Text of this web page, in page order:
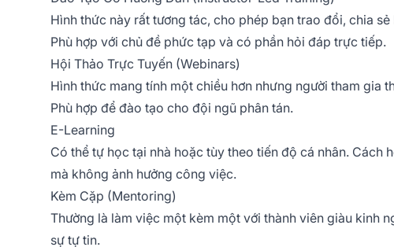
Hình thức này rất tương tác, cho phép bạn trao đổi, chia
Phù hợp với chủ đề phức tạp và có phần hỏi đáp trực tiếp.
Hội Thảo Trực Tuyến (Webinars)
Hình thức mang tính một chiều hơn nhưng người tham gia
Phù hợp để đào tạo cho đội ngũ phân tán.
E-Learning
Có thể tự học tại nhà hoặc tùy theo tiến độ cá nhân. Cách
mà không ảnh hưởng công việc.
Kèm Cặp (Mentoring)
Thường là làm việc một kèm một với thành viên giàu kinh
sự tự tin.